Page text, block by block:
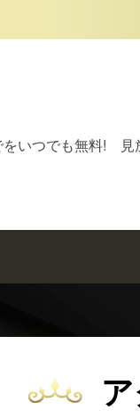
をいつでも無料! 見